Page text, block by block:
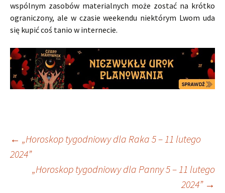
wspólnym zasobów materialnych może zostać na krótko
ograniczony, ale w czasie weekendu niektórym Lwom uda
się kupić coś tanio w internecie.
Nawigacja
wpisu
← „Horoskop tygodniowy dla Raka 5 – 11 lutego
2024”
„Horoskop tygodniowy dla Panny 5 – 11 lutego
2024” →